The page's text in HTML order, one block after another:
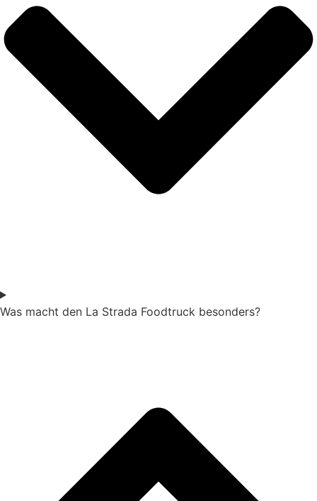
Was macht den La Strada Foodtruck besonders?